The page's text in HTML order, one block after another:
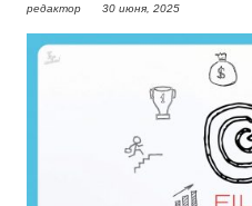
редактор 30 июня, 2025